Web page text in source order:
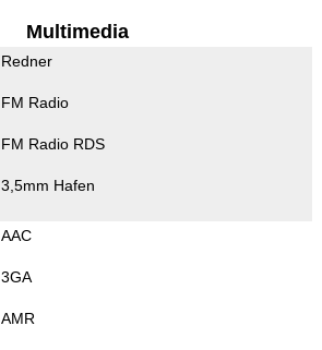
Multimedia
Redner
FM Radio
FM Radio RDS
3,5mm Hafen
AAC
3GA
AMR